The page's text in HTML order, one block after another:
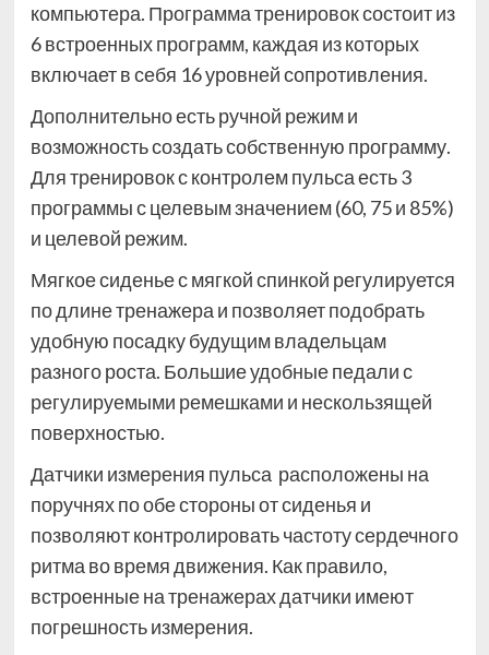
компьютера. Программа тренировок состоит из
6 встроенных программ, каждая из которых
включает в себя 16 уровней сопротивления.
Дополнительно есть ручной режим и
возможность создать собственную программу.
Для тренировок с контролем пульса есть 3
программы с целевым значением (60, 75 и 85%)
и целевой режим.
Мягкое сиденье с мягкой спинкой регулируется
по длине тренажера и позволяет подобрать
удобную посадку будущим владельцам
разного роста. Большие удобные педали с
регулируемыми ремешками и нескользящей
поверхностью.
Датчики измерения пульса расположены на
поручнях по обе стороны от сиденья и
позволяют контролировать частоту сердечного
ритма во время движения. Как правило,
встроенные на тренажерах датчики имеют
погрешность измерения.